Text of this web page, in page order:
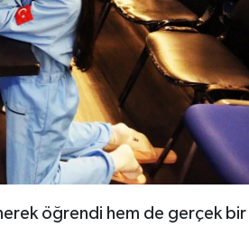
öğrendi hem de gerçek bir